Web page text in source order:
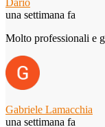
una settimana fa
Molto professionali e
Gabriele Lamacchia
una settimana fa